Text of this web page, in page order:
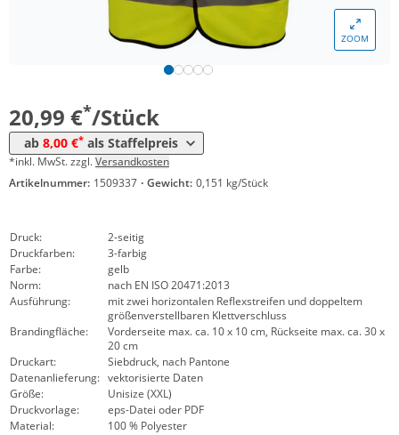
ZOOM
20,99 €*/Stück
ab 8,00 €* als Staffelpreis
ab 300 Stück
*inkl. MwSt. zzgl.Versandkosten
Artikelnummer: 1509337 · Gewicht: 0,151 kg/Stück
Druck:
2-seitig
Druckfarben:
3-farbig
Farbe:
gelb
Norm:
nach EN ISO 20471:2013
Ausführung:
mit zwei horizontalen Reflexstreifen und doppeltem
größenverstellbaren Klettverschluss
Brandingfläche:
Vorderseite max. ca. 10 x 10 cm, Rückseite max. ca. 30 x
20 cm
Druckart:
Siebdruck, nach Pantone
Datenanlieferung: vektorisierte Daten
Größe:
Unisize (XXL)
Druckvorlage:
eps-Datei oder PDF
Material:
100 % Polyester